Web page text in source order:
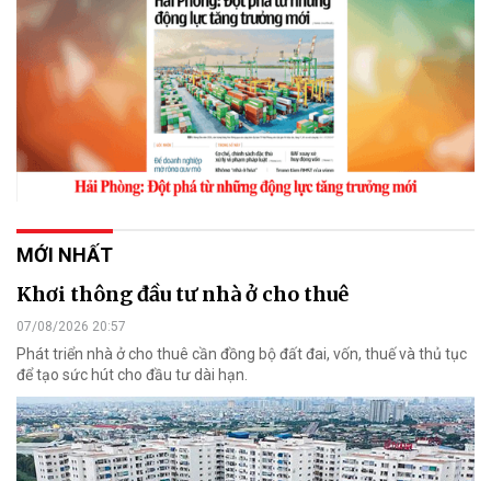
MỚI NHẤT
Khơi thông đầu tư nhà ở cho thuê
07/08/2026 20:57
Phát triển nhà ở cho thuê cần đồng bộ đất đai, vốn, thuế và thủ tục
để tạo sức hút cho đầu tư dài hạn.